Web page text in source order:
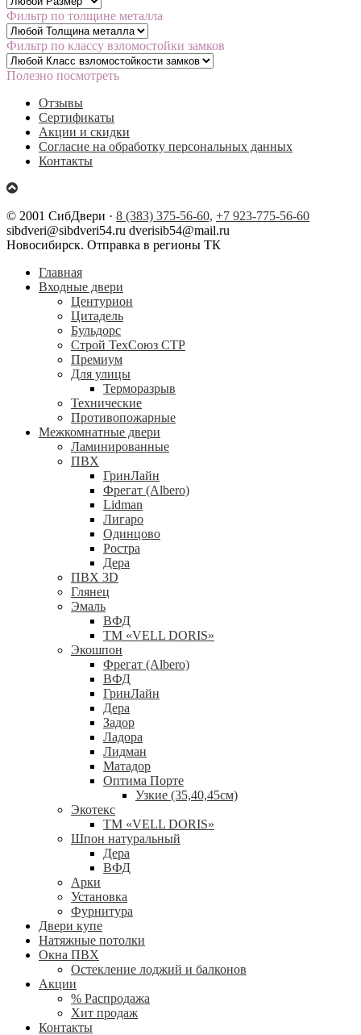
Фильтр по толщине металла
Фильтр по классу взломостойки замков
Полезно посмотреть
Отзывы
Сертификаты
Акции и скидки
Согласие на обработку персональных данных
Контакты
© 2001 СибДвери · 8 (383) 375-56-60, +7 923-775-56-60
sibdveri@sibdveri54.ru dverisib54@mail.ru
Новосибирск. Отправка в регионы ТК
Главная
Входные двери
Центурион
Цитадель
Бульдорс
Строй ТехСоюз СТР
Премиум
Для улицы
Терморазрыв
Технические
Противопожарные
Межкомнатные двери
Ламинированные
ПВХ
ГринЛайн
Фрегат (Albero)
Lidman
Лигаро
Одинцово
Ростра
Дера
ПВХ 3D
Глянец
Эмаль
ВФД
ТМ «VELL DORIS»
Экошпон
Фрегат (Albero)
ВФД
ГринЛайн
Дера
Задор
Ладора
Лидман
Матадор
Оптима Порте
Узкие (35,40,45см)
Экотекс
ТМ «VELL DORIS»
Шпон натуральный
Дера
ВФД
Арки
Установка
Фурнитура
Двери купе
Натяжные потолки
Окна ПВХ
Остекление лоджий и балконов
Акции
% Распродажа
Хит продаж
Контакты